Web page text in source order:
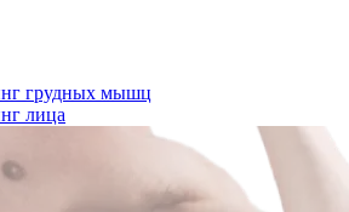
грудных мышц
лица